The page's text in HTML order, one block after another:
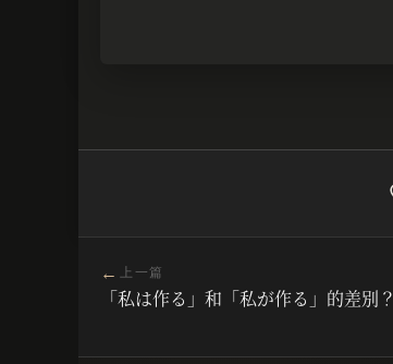
← 上一篇
「私は作る」和「私が作る」的差別？